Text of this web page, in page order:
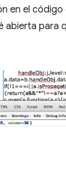
en el
abierta para